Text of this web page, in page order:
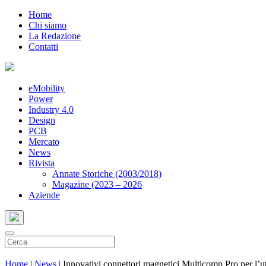
Home
Chi siamo
La Redazione
Contatti
eMobility
Power
Industry 4.0
Design
PCB
Mercato
News
Rivista
Annate Storiche (2003/2018)
Magazine (2023 – 2026
Aziende
Home | News | Innovativi connettori magnetici Multicomp Pro per